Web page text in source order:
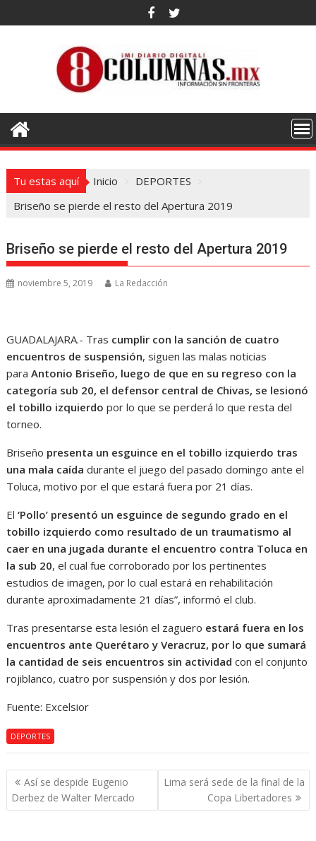
al
Tu estas aquí Inicio
DEPORTES
Briseño se pierde el resto del Apertura 2019
Briseño se pierde el resto del Apertura 2019
noviembre 5, 2019 La Redacción
GUADALAJARA.- Tras cumplir con la sanción de cuatro
encuentros de suspensión, siguen las malas noticias
paraAntonio Briseño, luego de que en su regreso con la
categoría sub 20, el defensor central de Chivas, se lesionó
el tobillo izquierdo por lo que se perderá lo que resta del
torneo.
Briseño presenta un esguince en el tobillo izquierdo tras
una mala caída durante el juego del pasado domingo ante el
Toluca, motivo por el que estará fuera por 21 días.
El‘Pollo’ presentó un esguince de segundo grado en el
tobillo izquierdo como resultado de un traumatismo al
caer en una jugada durante el encuentro contra Toluca en
la sub 20, el cual fue corroborado por los pertinentes
estudios de imagen, por lo cual estará en rehabilitación
durante aproximadamente 21 días”, informó el club.
Tras presentarse esta lesión el zaguero estará fuera en los
encuentros ante Querétaro y Veracruz, por lo que sumará
la cantidad de seis encuentros sin actividad con el conjunto
rojiblanco, cuatro por suspensión y dos por lesión.
Fuente: Excelsior
DEPORTES
Navegación
de
entradas
Así se despide Eugenio
Derbez de Walter Mercado
Lima será sede de la final de la
Copa Libertadores